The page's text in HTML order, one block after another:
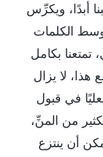
أبدًا، ويكرِّس
وسط الكلمات
تمتعنا بكامل
هذا، لا يزال
في قبول
من المنِّ،
أن ينتزع